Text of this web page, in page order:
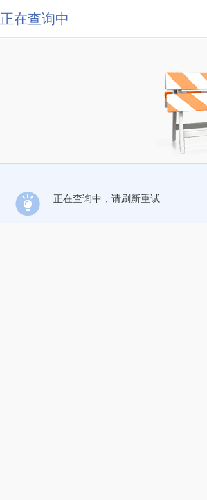
正在查询中
正在查询中，请刷新重试